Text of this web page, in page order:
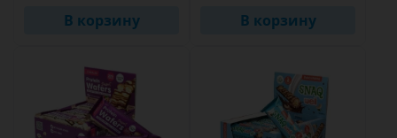
В корзину В корзину